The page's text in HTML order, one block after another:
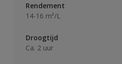
Rendement
14-16 m²/L
Droogtijd
Ca. 2 uur